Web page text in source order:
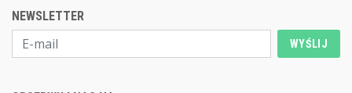
NEWSLETTER
WYŚLIJ